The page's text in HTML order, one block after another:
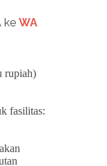
ke WA
rupiah)
fasilitas: